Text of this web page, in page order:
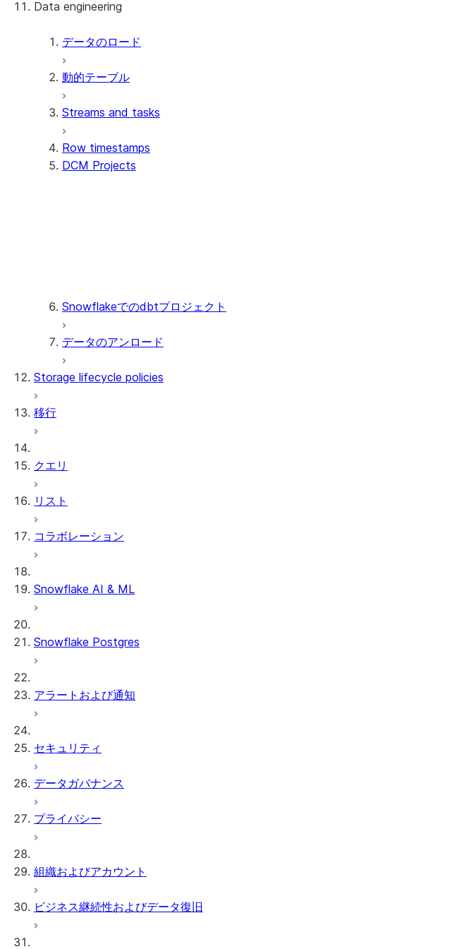
Snowflake Openflow
Apache Iceberg™
Apache Iceberg™ Tables
Snowflake Open Catalog
Data engineering
データのロード
動的テーブル
Streams and tasks
Row timestamps
DCM Projects
Snowflakeでのdbtプロジェクト
データのアンロード
Storage lifecycle policies
移行
クエリ
リスト
コラボレーション
Snowflake AI & ML
Snowflake Postgres
アラートおよび通知
セキュリティ
データガバナンス
プライバシー
組織およびアカウント
ビジネス継続性およびデータ復旧